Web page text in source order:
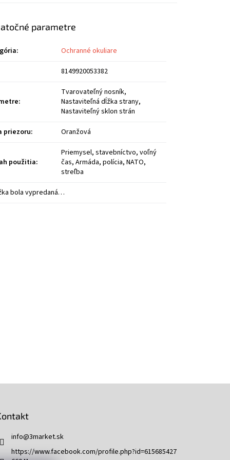
parametre
:
Ochranné okuliare
8149920053382
:
Tvarovateľný nosník,
Nastaviteľná dĺžka strany,
Nastaviteľný sklon strán
priezoru: Oranžová
použitia:
Priemysel, stavebníctvo, voľný
čas, Armáda, polícia, NATO,
streľba
bola vypredaná…
info@3market.sk
https://www.facebook.com/profile.php?id=615685427